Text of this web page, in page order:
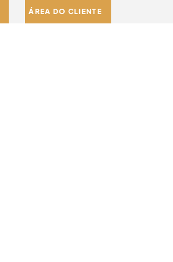
ÁREA DO CLIENTE